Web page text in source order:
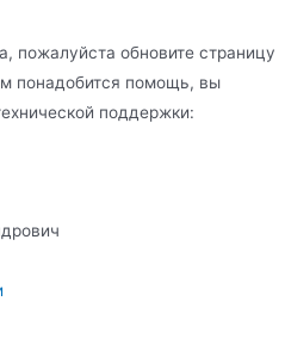
пожалуйста обновите страницу
понадобится помощь, вы
поддержки: